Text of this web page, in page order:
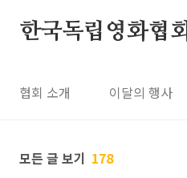
한국독립영화협회
협회 소개 이달의 행사
모든 글 보기 178